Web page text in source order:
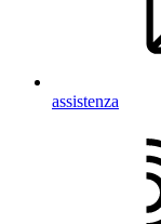
assistenza